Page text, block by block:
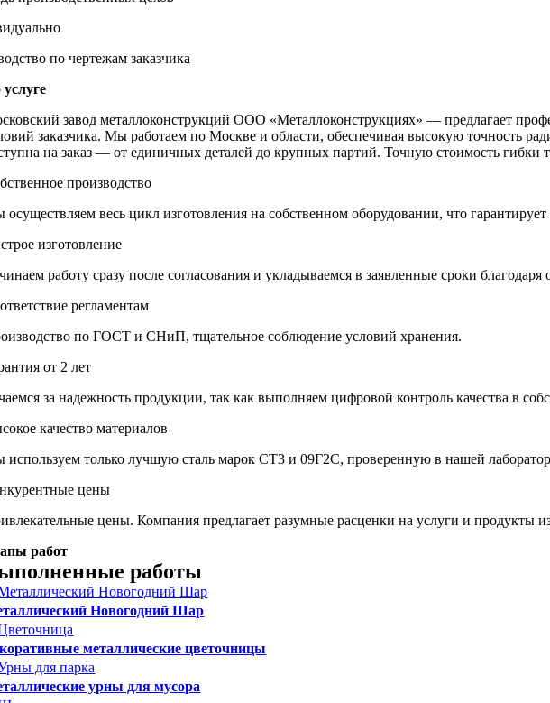
по чертежам заказчика
завод металлоконструкций ООО «Металлоконструкциях» — предлагает
заказчика. Мы работаем по Москве и области, обеспечивая высокую точность
на заказ — от единичных деталей до крупных партий. Точную стоимость гибки
производство
весь цикл изготовления на собственном оборудовании, что гарантирует
изготовление
работу сразу после согласования и укладываемся в заявленные сроки
регламентам
по ГОСТ и СНиП, тщательное соблюдение условий хранения.
от 2 лет
за надежность продукции, так как выполняем цифровой контроль качества в
качество материалов
только лучшую сталь марок СТ3 и 09Г2С, проверенную в нашей
цены
цены. Компания предлагает разумные расценки на услуги и продукты
работ
работы
Новогодний Шар
металлические цветочницы
урны для мусора